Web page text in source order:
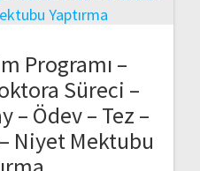
Programı –
Süreci –
– Ödev – Tez –
Niyet Mektubu